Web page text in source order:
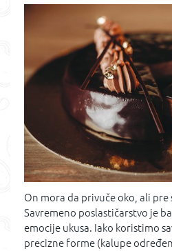
On mora da privuče oko, ali pre
Savremeno poslastičarstvo je
emocije ukusa. Iako koristimo
precizne forme (kalupe